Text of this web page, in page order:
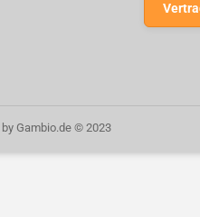
by Gambio.de © 2023